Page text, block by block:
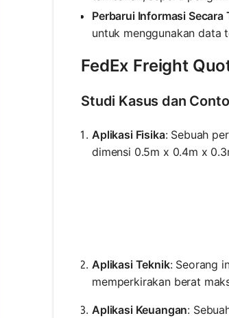
Perbarui Informasi Secara
untuk menggunakan data
FedEx Freight
Studi Kasus dan
Aplikasi Fisika: Sebuah
dimensi 0.5m x 0.4m x
Aplikasi Teknik: Seorang
memperkirakan berat
Aplikasi Keuangan: